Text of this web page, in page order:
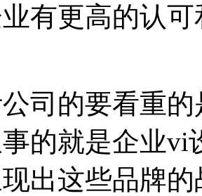
有更高的认
司的要看重
的就是企业vi
出这些品牌